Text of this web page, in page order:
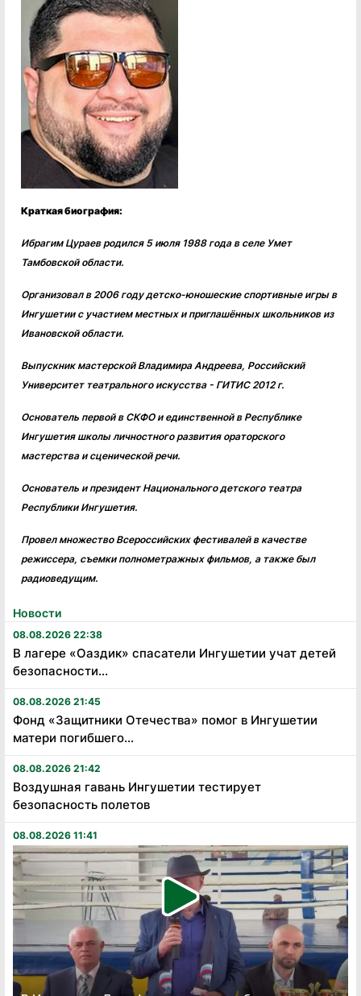
Новости
08.08.2026 22:38
В лагере «Оаздик» спасатели Ингушетии учат детей
безопасности...
08.08.2026 21:45
Фонд «Защитники Отечества» помог в Ингушетии
матери погибшего...
08.08.2026 21:42
Воздушная гавань Ингушетии тестирует
безопасность полетов
08.08.2026 11:41
Краткая биография:
Ибрагим Цураев родился 5 июля 1988 года в селе Умет
Тамбовской области.
Организовал в 2006 году детско-юношеские спортивные игры в
Ингушетии с участием местных и приглашённых школьников из
Ивановской области.
Выпускник мастерской Владимира Андреева, Российский
Университет театрального искусства - ГИТИС 2012 г.
Основатель первой в СКФО и единственной в Республике
Ингушетия школы личностного развития ораторского
мастерства и сценической речи.
Основатель и президент Национального детского театра
Республики Ингушетия.
Провел множество Всероссийских фестивалей в качестве
режиссера, съемки полнометражных фильмов, а также был
радиоведущим.